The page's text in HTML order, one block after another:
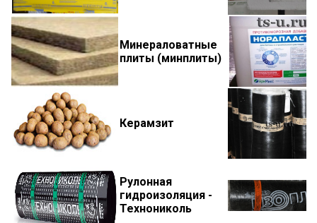
Минераловатные
плиты (минплиты)
Керамзит
Рулонная
гидроизоляция -
Технониколь